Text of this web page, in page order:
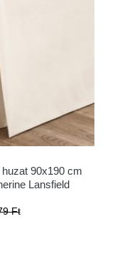
90x190 cm
Lansfield
Ft